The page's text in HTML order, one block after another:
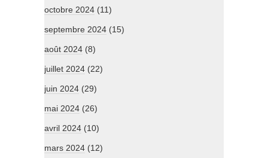
octobre 2024 (11)
septembre 2024 (15)
août 2024 (8)
juillet 2024 (22)
juin 2024 (29)
mai 2024 (26)
avril 2024 (10)
mars 2024 (12)